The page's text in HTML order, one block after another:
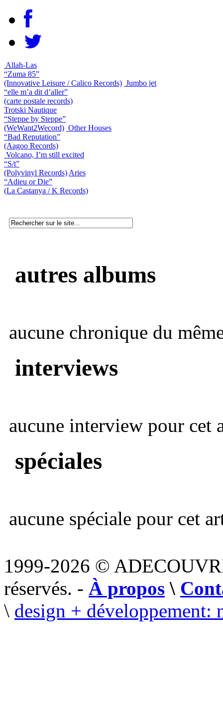
Allah-Las
“Zuma 85”
(Innovative Leisure / Calico Records) Jumbo jet
“elle m’a dit d’aller”
(carte postale records)
Trotski Nautique
“Steppe by Steppe”
(WeWant2Wecord) Other Houses
“Bad Reputation”
(Aagoo Records)
Volcano, I’m still excited
“S/t”
(Polyvinyl Records) Aries
“Adieu or Die”
(La Castanya / K Records)
autres albums
aucune chronique du
interviews
aucune interview pour cet
spéciales
aucune spéciale pour cet
1999-2026 ©
réservés. - À propos \
\ design + développement: